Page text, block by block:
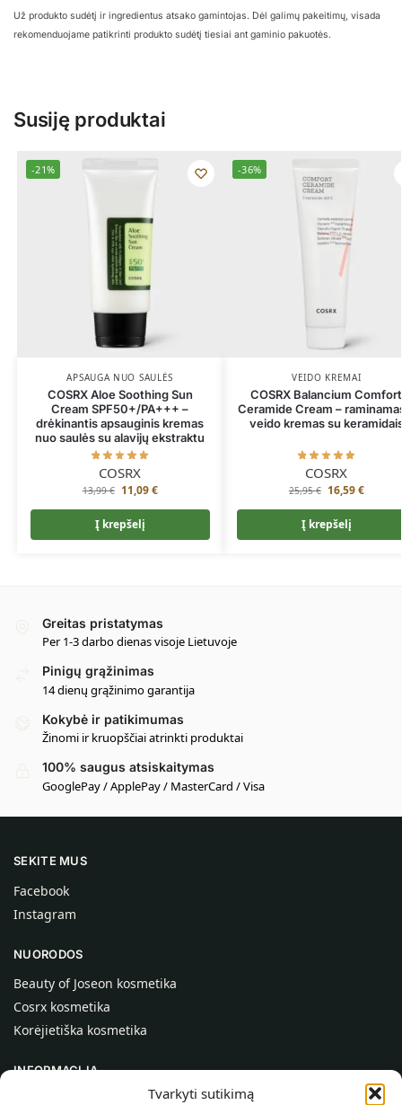
Tvarkyti sutikimą
Už produkto sudėtį ir ingredientus atsako gamintojas. Dėl galimų pakeitimų, visada
rekomenduojame patikrinti produkto sudėtį tiesiai ant gaminio pakuotės.
Susiję produktai
-21%
APSAUGA NUO SAULĖS
COSRX Aloe Soothing Sun
Cream SPF50+/PA+++ –
drėkinantis apsauginis kremas
nuo saulės su alavijų ekstraktu
COSRX
13,99€ 11,09€
Į krepšelį
-36%
VEIDO KREMAI
COSRX Balancium Comfort
Ceramide Cream –
veido kremas su
COSRX
25,95€ 16,59€
Į krepšelį
Greitas pristatymas
Per 1-3 darbo dienas visoje Lietuvoje
Pinigų grąžinimas
14 dienų grąžinimo garantija
Kokybė ir patikimumas
Žinomi ir kruopščiai atrinkti produktai
100% saugus atsiskaitymas
GooglePay / ApplePay / MasterCard / Visa
SEKITE MUS
Facebook
Instagram
NUORODOS
Beauty of Joseon kosmetika
Cosrx kosmetika
Korėjietiška kosmetika
INFORMACIJA